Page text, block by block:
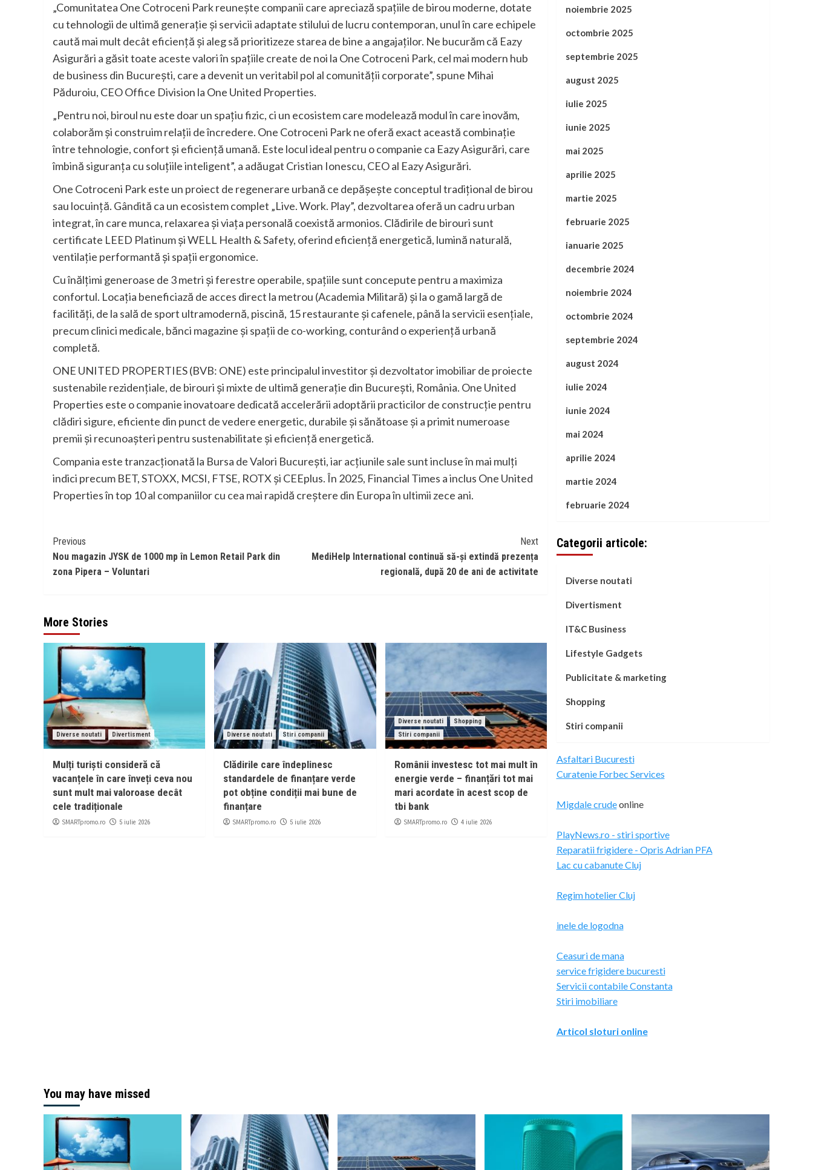
„Comunitatea One Cotroceni Park reunește companii care apreciază spațiile de birou moderne, dotate
cu tehnologii de ultimă generație și servicii adaptate stilului de lucru contemporan, unul în care echipele
caută mai mult decât eficiență și aleg să prioritizeze starea de bine a angajaților. Ne bucurăm că Eazy
Asigurări a găsit toate aceste valori în spațiile create de noi la One Cotroceni Park, cel mai modern hub
de business din București, care a devenit un veritabil pol al comunității corporate”, spune Mihai
Păduroiu, CEO Office Division la One United Properties.
„Pentru noi, biroul nu este doar un spațiu fizic, ci un ecosistem care modelează modul în care inovăm,
colaborăm și construim relații de încredere. One Cotroceni Park ne oferă exact această combinație
între tehnologie, confort și eficiență umană. Este locul ideal pentru o companie ca Eazy Asigurări, care
îmbină siguranța cu soluțiile inteligent”, a adăugat Cristian Ionescu, CEO al Eazy Asigurări.
One Cotroceni Park este un proiect de regenerare urbană ce depășește conceptul tradițional de birou
sau locuință. Gândită ca un ecosistem complet „Live. Work. Play”, dezvoltarea oferă un cadru urban
integrat, în care munca, relaxarea și viața personală coexistă armonios. Clădirile de birouri sunt
certificate LEED Platinum și WELL Health & Safety, oferind eficiență energetică, lumină naturală,
ventilație performantă și spații ergonomice.
Cu înălțimi generoase de 3 metri și ferestre operabile, spațiile sunt concepute pentru a maximiza
confortul. Locația beneficiază de acces direct la metrou (Academia Militară) și la o gamă largă de
facilități, de la sală de sport ultramodernă, piscină, 15 restaurante și cafenele, până la servicii esențiale,
precum clinici medicale, bănci magazine și spații de co-working, conturând o experiență urbană
completă.
ONE UNITED PROPERTIES (BVB: ONE) este principalul investitor și dezvoltator imobiliar de proiecte
sustenabile rezidențiale, de birouri și mixte de ultimă generație din București, România. One United
Properties este o companie inovatoare dedicată accelerării adoptării practicilor de construcție pentru
clădiri sigure, eficiente din punct de vedere energetic, durabile și sănătoase și a primit numeroase
premii și recunoașteri pentru sustenabilitate și eficiență energetică.
Compania este tranzacționată la Bursa de Valori București, iar acțiunile sale sunt incluse în mai mulți
indici precum BET, STOXX, MCSI, FTSE, ROTX și CEEplus. În 2025, Financial Times a inclus One United
Properties în top 10 al companiilor cu cea mai rapidă creștere din Europa în ultimii zece ani.
Continue
Reading
Previous
Nou magazin JYSK de 1000 mp în Lemon Retail Park din
zona Pipera – Voluntari
Next
MediHelp International continuă să-și extindă prezența
regională, după 20 de ani de activitate
More Stories
Diverse noutati Divertisment
Mulți turiști consideră că
vacanțele în care înveți ceva nou
sunt mult mai valoroase decât
cele tradiționale
SMARTpromo.ro 5 iulie 2026
Diverse noutati Stiri companii
Clădirile care îndeplinesc
standardele de finanțare verde
pot obține condiții mai bune de
finanțare
SMARTpromo.ro 5 iulie 2026
Diverse noutati
Shopping
Stiri companii
Românii investesc tot mai mult în
energie verde – finanțări tot mai
mari acordate în acest scop de
tbi bank
SMARTpromo.ro 4 iulie 2026
noiembrie 2025
octombrie 2025
septembrie 2025
august 2025
iulie 2025
iunie 2025
mai 2025
aprilie 2025
martie 2025
februarie 2025
ianuarie 2025
decembrie 2024
noiembrie 2024
octombrie 2024
septembrie 2024
august 2024
iulie 2024
iunie 2024
mai 2024
aprilie 2024
martie 2024
februarie 2024
Categorii articole:
Diverse noutati
Divertisment
IT&C Business
Lifestyle Gadgets
Publicitate & marketing
Shopping
Stiri companii
Asfaltari Bucuresti
Curatenie Forbec Services
Migdale crudeonline
PlayNews.ro - stiri sportive
Reparatii frigidere - Opris Adrian PFA
Lac cu cabanute Cluj
Regim hotelier Cluj
inele de logodna
Ceasuri de mana
service frigidere bucuresti
Servicii contabile Constanta
Stiri imobiliare
Articol sloturi online
You may have missed